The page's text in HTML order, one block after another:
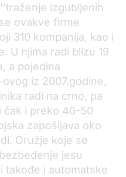
izgubljenih
ovakve firme
310 kompanija, kao i
U njima radi blizu 19
a pojedina
iz 2007.godine,
radi na crno, pa
čak i preko 40-50
zapošljava oko
Oružje koje se
jesu
takođe i automatske